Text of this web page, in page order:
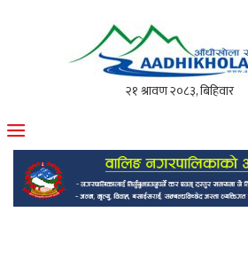
मोफसलकै लोकप्रिय अनलाइन पत्रिका